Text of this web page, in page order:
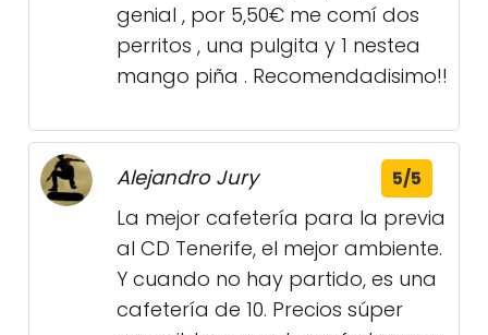
genial , por 5,50€ me comí dos
perritos , una pulgita y 1 nestea
mango piña . Recomendadisimo!!
Alejandro Jury 5/5
La mejor cafetería para la previa
al CD Tenerife, el mejor ambiente.
Y cuando no hay partido, es una
cafetería de 10. Precios súper